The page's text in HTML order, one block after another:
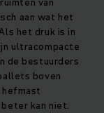
aan wat het
het druk is in
ultracompacte
de bestuurders
boven
hefmast
kan niet.